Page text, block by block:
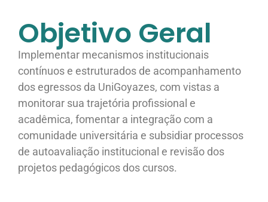
Objetivo Geral
Implementar mecanismos institucionais
contínuos e estruturados de acompanhamento
dos egressos da UniGoyazes, com vistas a
monitorar sua trajetória profissional e
acadêmica, fomentar a integração com a
comunidade universitária e subsidiar processos
de autoavaliação institucional e revisão dos
projetos pedagógicos dos cursos.